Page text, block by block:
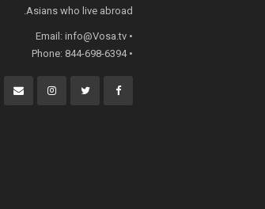
Asians who live abroad.
• Email:
info@Vosa.tv
• Phone: 844-698-6394